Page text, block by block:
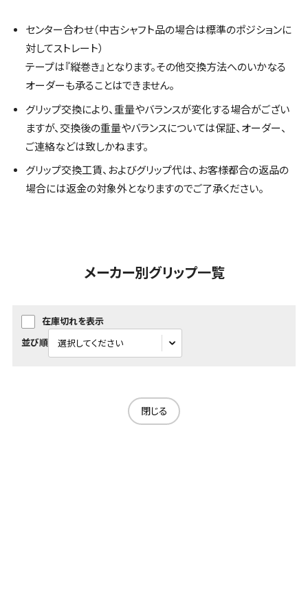
センター合わせ（中古シャフト品の場合は標準のポジションに
対してストレート）
テープは『縦巻き』となります。その他交換方法へのいかなる
オーダーも承ることはできません。
グリップ交換により、重量やバランスが変化する場合がござい
ますが、交換後の重量やバランスについては保証、オーダー、
ご連絡などは致しかねます。
グリップ交換工賃、およびグリップ代は、お客様都合の返品の
場合には返金の対象外となりますのでご了承ください。
メーカー別グリップ一覧
在庫切れを表示
並び順
閉じる